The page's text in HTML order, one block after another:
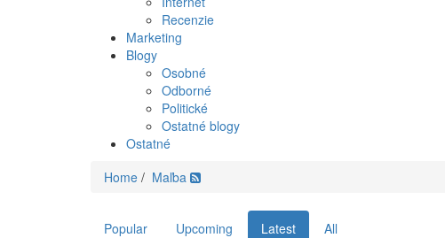
Recenzie
Marketing
Blogy
Osobné
Odborné
Politické
Ostatné blogy
Ostatné
Home / Maľba
Popular Upcoming Latest All